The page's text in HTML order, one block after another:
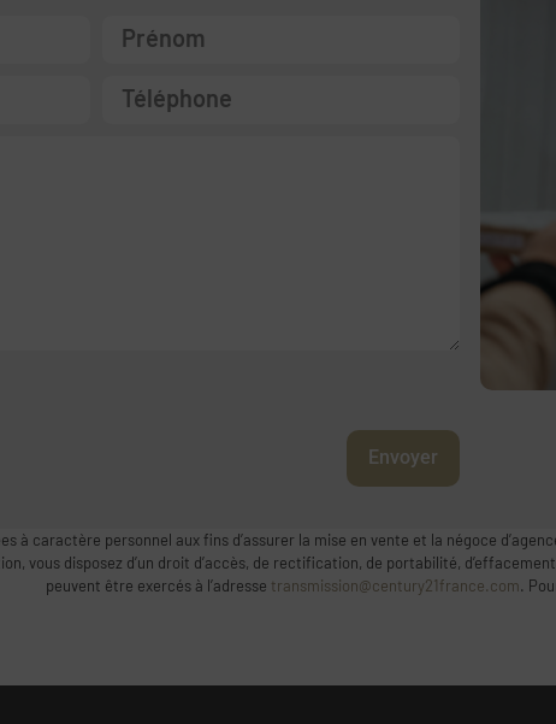
Envoyer
à caractère personnel aux fins d’assurer la mise en vente et la négoce
vous disposez d’un droit d’accès, de rectification, de portabilité,
peuvent être exercés à l’adresse transmission@century21france.com.